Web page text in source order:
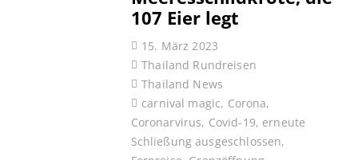
107 Eier legt
15. März 2023
Thailand Rundreisen
Thailand News
carnival magic, Corona,
Coronarvirus, Covid-19, erneute
Schließung ausgeschlossen,